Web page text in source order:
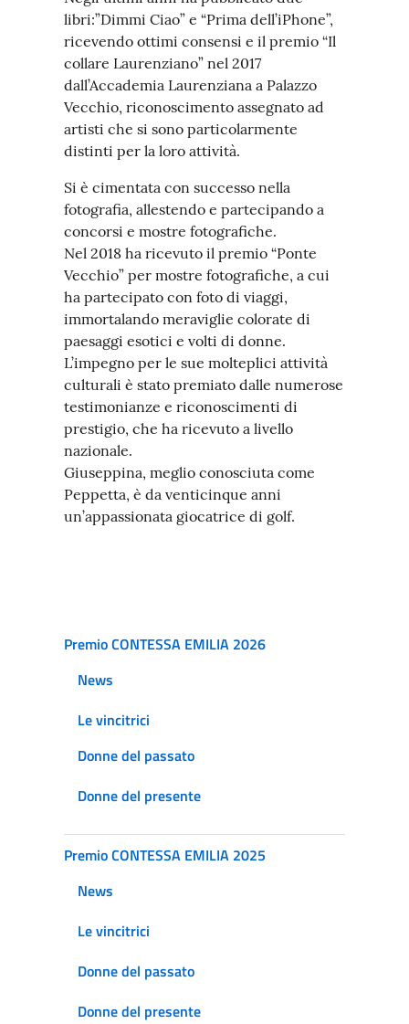
libri:”Dimmi Ciao” e “Prima dell’iPhone”,
ricevendo ottimi consensi e il premio “Il
collare Laurenziano” nel 2017
dall’Accademia Laurenziana a Palazzo
Vecchio, riconoscimento assegnato ad
artisti che si sono particolarmente
distinti per la loro attività.
Si è cimentata con successo nella
fotografia, allestendo e partecipando a
concorsi e mostre fotografiche.
Nel 2018 ha ricevuto il premio “Ponte
Vecchio” per mostre fotografiche, a cui
ha partecipato con foto di viaggi,
immortalando meraviglie colorate di
paesaggi esotici e volti di donne.
L’impegno per le sue molteplici attività
culturali è stato premiato dalle numerose
testimonianze e riconoscimenti di
prestigio, che ha ricevuto a livello
nazionale.
Giuseppina, meglio conosciuta come
Peppetta, è da venticinque anni
un’appassionata giocatrice di golf.
Premio CONTESSA EMILIA 2026
News
Le vincitrici
Donne del passato
Donne del presente
Premio CONTESSA EMILIA 2025
News
Le vincitrici
Donne del passato
Donne del presente